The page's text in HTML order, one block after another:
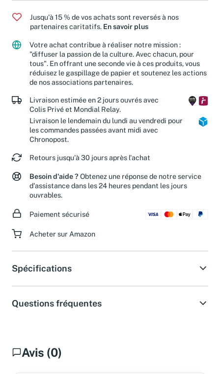
Jusqu'à 15 % de vos achats sont reversés à nos
partenaires caritatifs. En savoir plus
Votre achat contribue à réaliser notre mission :
"diffuser la passion de la culture. Avec chacun, pour
tous". En offrant une seconde vie à ces produits, vous
réduisez le gaspillage de papier et soutenez les actions
de nos associations partenaires.
Livraison estimée en 2 jours ouvrés avec
Colis Privé et Mondial Relay.
Livraison le lendemain du lundi au vendredi pour
les commandes passées avant midi avec
Chronopost.
Retours jusqu'à 30 jours après l'achat
Besoin d'aide ? Obtenez une réponse de notre service
d'assistance dans les 24 heures pendant les jours
ouvrables.
Paiement sécurisé
Acheter sur Amazon
Spécifications
Questions fréquentes
Avis (0)